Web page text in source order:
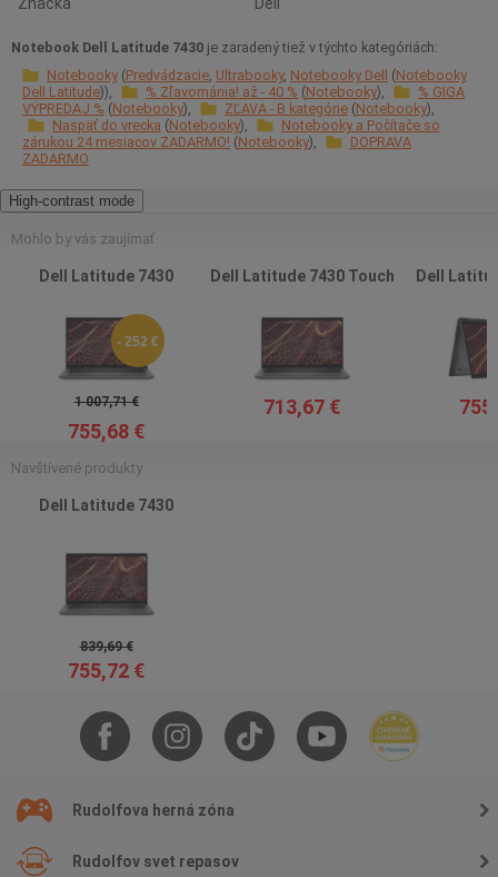
Notebook Dell Latitude 7430 je zaradený tiež v týchto kategóriách:
Notebooky Predvádzacie Ultrabooky Notebooky Dell
Notebooky
Dell Latitude
% Zľavománia! až - 40 % Notebooky
% GIGA
VÝPREDAJ % Notebooky ZĽAVA - B kategórie Notebooky
Naspäť do vrecka Notebooky
Notebooky a Počítače so
zárukou 24 mesiacov ZADARMO! Notebooky
DOPRAVA
ZADARMO
High-contrast mode
Mohlo by vás zaujímať
Dell Latitude 7430
- 252 €
1 007,71 €
755,68 €
Dell Latitude 7430 Touch
713,67 €
Dell
Navštívené produkty
Dell Latitude 7430
839,69 €
755,72 €
Rudolfova herná zóna
Rudolfov svet repasov